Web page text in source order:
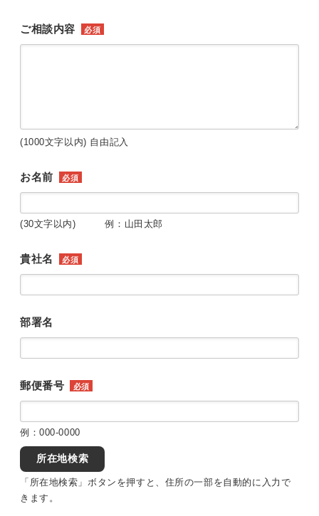
ご相談内容 必須
(1000文字以内) 自由記入
お名前 必須
(30文字以内) 例：山田太郎
貴社名 必須
部署名
郵便番号 必須
例：000-0000
所在地検索
「所在地検索」ボタンを押すと、住所の一部を自動的に入力で
きます。